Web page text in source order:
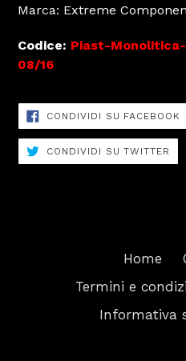
Marca: Extreme
Codice: Piast-
08/16
CONDIVIDI SU FACEBOOK
CONDIVIDI SU TWITTER
Home
Termini e
Informativa